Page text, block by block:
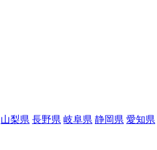
山梨県 長野県 岐阜県 静岡県 愛知県